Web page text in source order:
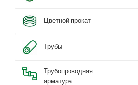
Цветной прокат
Трубы
Трубопроводная
арматура